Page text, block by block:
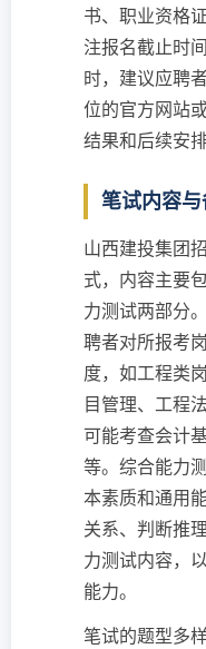
书、职业资格
注报名截止时
时，建议应聘
位的官方网站
结果和后续安排
笔试内容
山西建投集团
式，内容主要
力测试两部分
聘者对所报考
度，如工程类
目管理、工程
可能考查会计
等。综合能力
本素质和通用
关系、判断推
力测试内容，
能力。
笔试的题型多